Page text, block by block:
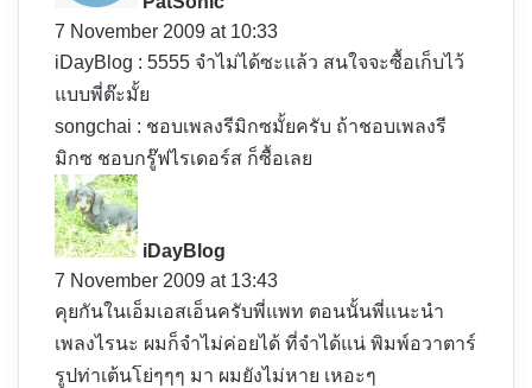
s
:
7 November 2009 at 10:33
iDayBlog : 5555 จำไม่ได้ซะแล้ว สนใจจะซื้อเก็บไว้
แบบพี่ต๊ะมั้ย
songchai : ชอบเพลงรีมิกซมั้ยครับ ถ้าชอบเพลงรี
มิกซ ชอบกรู๊ฟไรเดอร์ส ก็ซื้อเลย
iDayBlog
s
:
7 November 2009 at 13:43
คุยกันในเอ็มเอสเอ็นครับพี่แพท ตอนนั้นพี่แนะนำ
เพลงไรนะ ผมก็จำไม่ค่อยได้ ที่จำได้แน่ พิมพ์อวาตาร์
รูปท่าเต้นโย่ๆๆๆ มา ผมยังไม่หาย เหอะๆ